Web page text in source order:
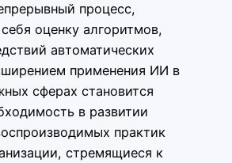
процесс,
оценку алгоритмов,
автоматических
применения ИИ в
сферах становится
в развитии
практик
стремящиеся к